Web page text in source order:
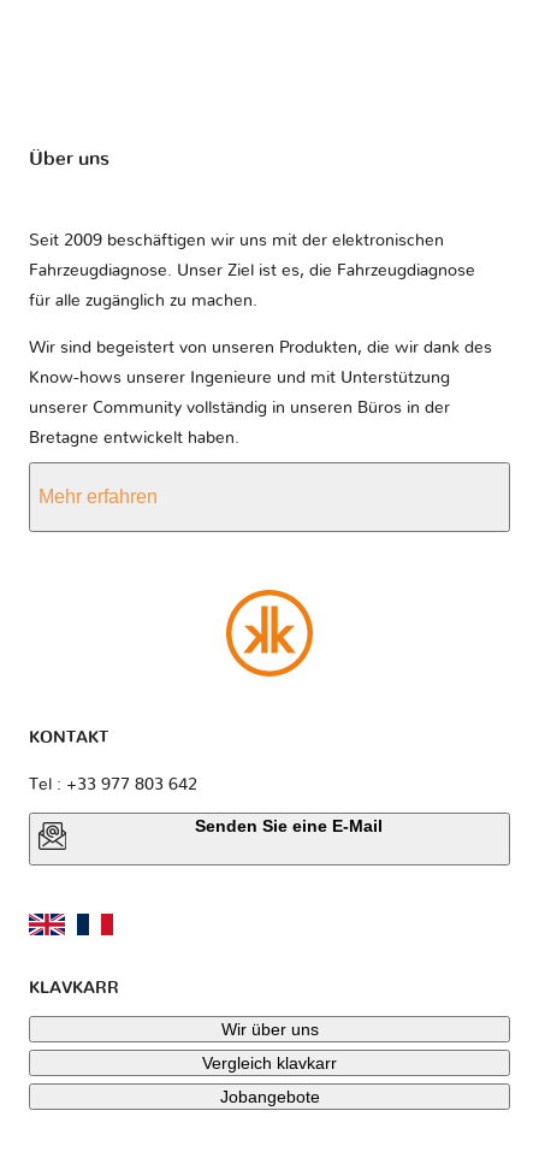
Über uns
Seit 2009 beschäftigen wir uns mit der elektronischen
Fahrzeugdiagnose. Unser Ziel ist es, die Fahrzeugdiagnose
für alle zugänglich zu machen.
Wir sind begeistert von unseren Produkten, die wir dank des
Know-hows unserer Ingenieure und mit Unterstützung
unserer Community vollständig in unseren Büros in der
Bretagne entwickelt haben.
Mehr erfahren
KONTAKT
Tel : +33 977 803 642
Senden Sie eine E-Mail
KLAVKARR
Wir über uns
Vergleich klavkarr
Jobangebote